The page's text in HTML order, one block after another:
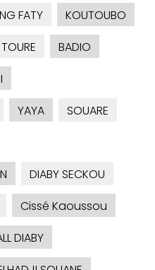
FATY
KOUTOUBO
TOURE
BADIO
YAYA
SOUARE
DIABY SECKOU
Cissé Kaoussou
DIABY